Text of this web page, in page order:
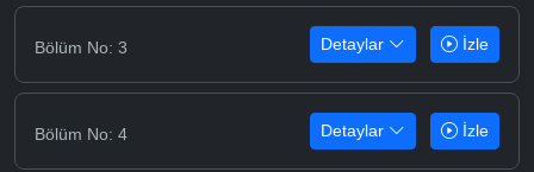
Bölüm No: 3 Detaylar İzle
Bölüm No: 4 Detaylar İzle